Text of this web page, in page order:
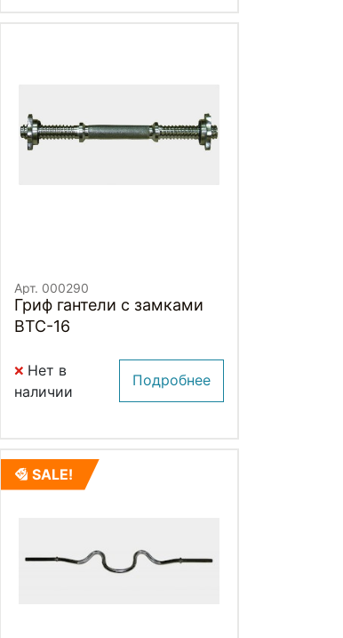
Арт. 000290
Гриф гантели с замками
BTC-16
Нет в
наличии
Подробнее
SALE!